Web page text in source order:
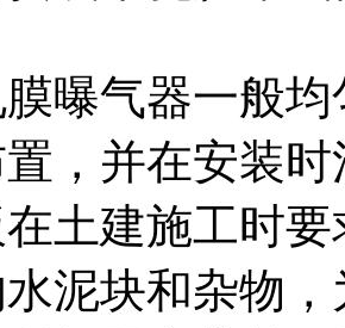
气器一般均
，并在安装
土建施工时
泥块和杂物